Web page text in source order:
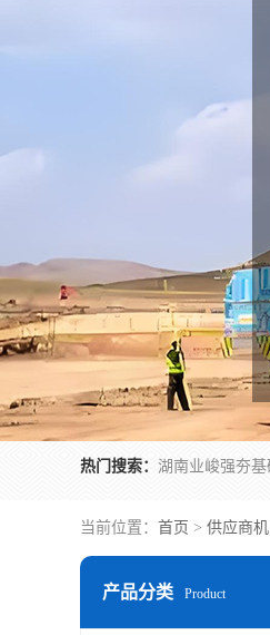
热门搜索：
当前位置： 首页 > 供应商机
产品分类 Product